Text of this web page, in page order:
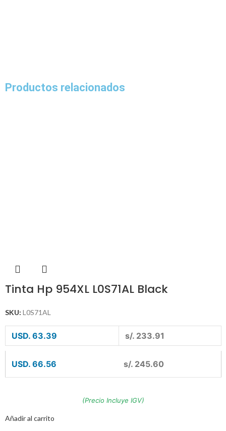
Productos relacionados
Tinta Hp 954XL L0S71AL Black
SKU: L0S71AL
USD. 63.39 s/. 233.91
USD. 66.56 s/. 245.60
(Precio Incluye IGV)
Añadir al carrito